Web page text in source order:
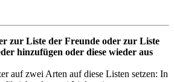
zur Liste der Freunde oder zur Liste
hinzufügen oder diese wieder aus
auf zwei Arten auf diese Listen setzen: In